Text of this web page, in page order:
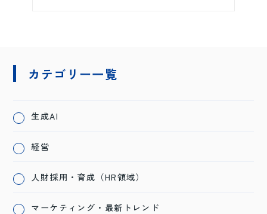
カテゴリー一覧
生成AI
経営
人財採用・育成（HR領域）
マーケティング・最新トレンド